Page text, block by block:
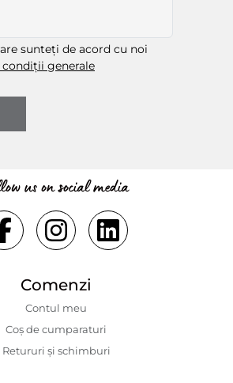
sunteți de acord cu noi
condiții generale
us on social media
Comenzi
Contul meu
Coș de cumparaturi
Retururi și schimburi